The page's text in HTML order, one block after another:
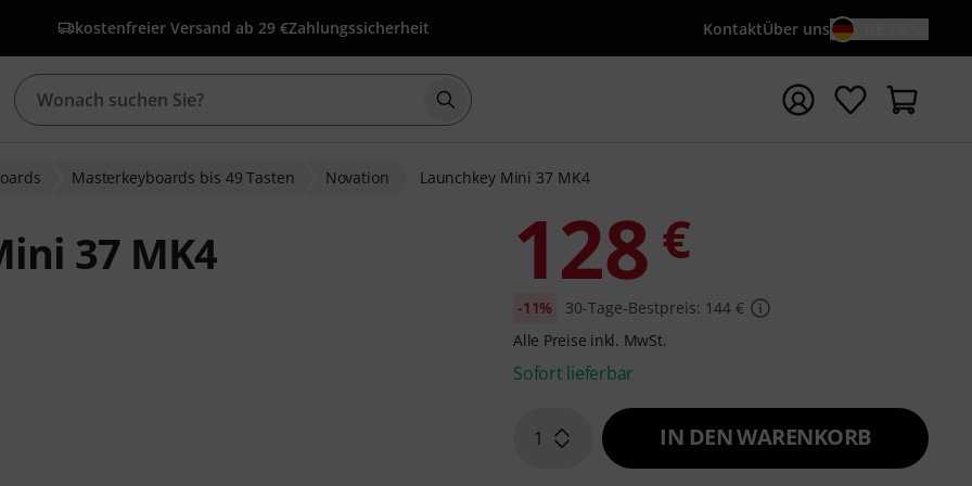
kostenfreier Versand ab 29 €Zahlungssicherheit KontaktÜber uns
Suche mit Suchwort {searchTerm} starten
Masterkeyboards bis 49 Tasten Novation Launchkey Mini 37 MK4
37 MK4 128 €
-11%
30-Tage-Bestpreis: 144 €
Alle Preise inkl. MwSt.
Sofort lieferbar
1 IN DEN WARENKORB